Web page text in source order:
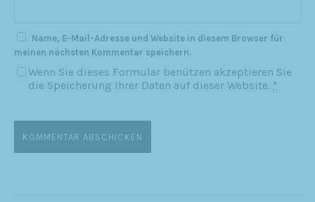
Name, E-Mail-Adresse und Website in diesem Browser für
meinen nächsten Kommentar speichern.
Wenn Sie dieses Formular benützen akzeptieren Sie
die Speicherung Ihrer Daten auf dieser Website. *